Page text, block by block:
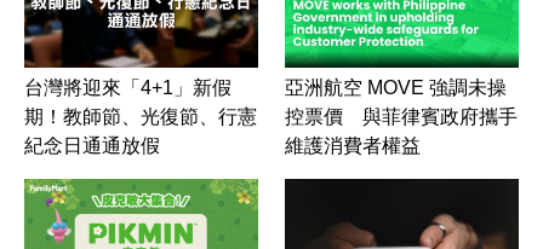
台灣將迎來「4+1」新假
期！教師節、光復節、行憲
紀念日通通放假
亞洲航空 MOVE 強調未操
控票價 與菲律賓政府攜手
維護消費者權益